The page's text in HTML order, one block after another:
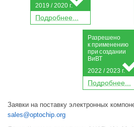
Подробнее...
2019 / 2020 г.
Подробнее...
Разрешено
к применению
присоздании
Ви ВТ
2022 / 2023 г.
Заявки на поставку электронных
sales@optochip.org